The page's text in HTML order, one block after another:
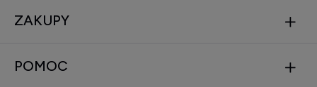
ZAKUPY
POMOC